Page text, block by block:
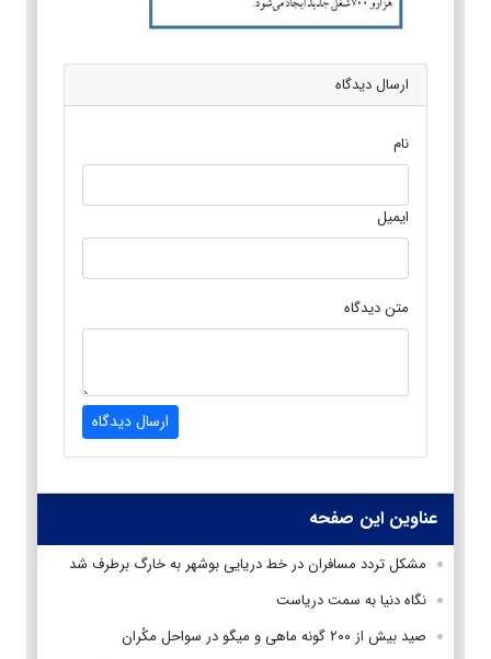
ارسال دیدگاه
نام
ایمیل
متن دیدگاه
ارسال دیدگاه
عناوین این صفحه
مشکل تردد مسافران در خط دریایی بوشهر به خارگ برطرف شد
نگاه دنیا به سمت دریاست
صید بیش از ۲۰۰ گونه ماهی و میگو در سواحل مکُران